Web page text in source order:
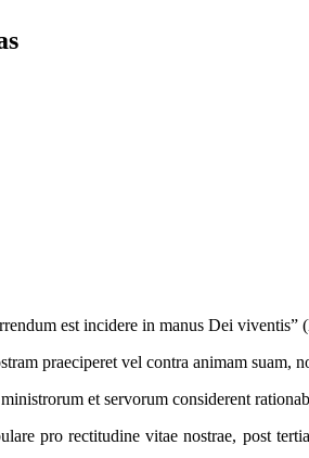
est incidere in manus Dei viventis”
praeciperet vel contra animam
et servorum considerent
pro rectitudine vitae nostrae, post